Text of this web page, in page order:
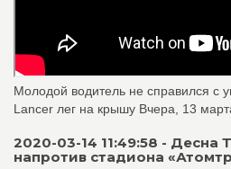
Молодой водитель не справился с
Lancer лег на крышу Вчера, 13
2020-03-14 11:49:58 - Десна
напротив стадиона